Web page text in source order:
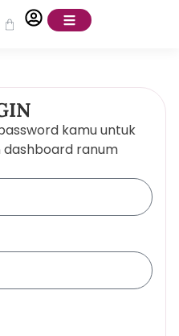
kamu untuk
dashboard ranum